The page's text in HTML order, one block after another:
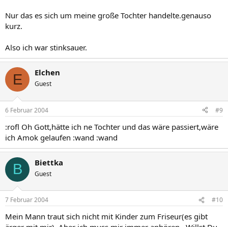
Nur das es sich um meine große Tochter handelte.genauso
kurz.
Also ich war stinksauer.
E Elchen
Guest
6 Februar 2004 #9
:rofl Oh Gott,hätte ich ne Tochter und das wäre passiert,wäre
ich Amok gelaufen :wand :wand
B Biettka
Guest
7 Februar 2004 #10
Mein Mann traut sich nicht mit Kinder zum Friseur(es gibt